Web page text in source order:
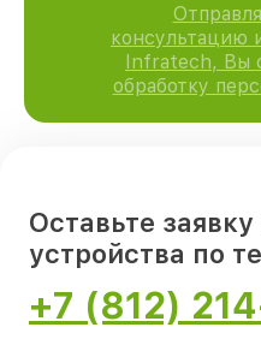
консультацию
Infratech, Вы
обработку
Оставьте
устройства по
+7 (812)